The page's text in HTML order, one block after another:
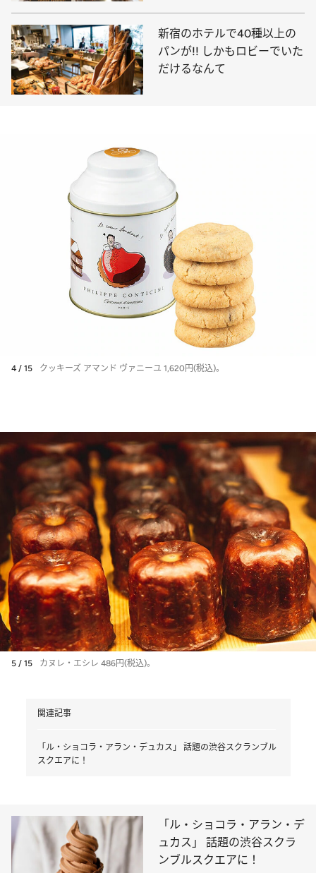
新宿のホテルで40種以上の
パンが!! しかもロビーでいた
だけるなんて
4 / 15 クッキーズ アマンド ヴァニーユ 1,620円(税込)。
5 / 15 カヌレ・エシレ 486円(税込)。
関連記事
「ル・ショコラ・アラン・デュカス」 話題の渋谷スクランブル
スクエアに！
「ル・ショコラ・アラン・デ
ュカス」 話題の渋谷スクラ
ンブルスクエアに！